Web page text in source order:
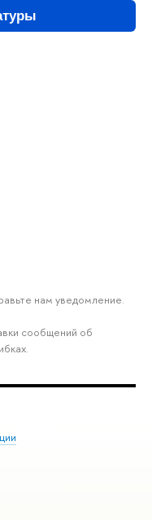
нам уведомление.
сообщений об